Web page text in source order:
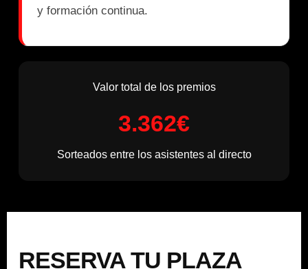
y formación continua.
Valor total de los premios
3.362€
Sorteados entre los asistentes al directo
RESERVA TU PLAZA